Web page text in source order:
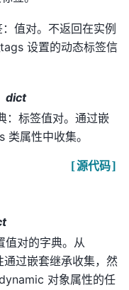
值对。不返回在实例
设置的动态标签信
dict
：标签值对。通过嵌
类属性中收集。
[源代码]
值对的字典。从
通过嵌套继承收集，然
对象属性的任